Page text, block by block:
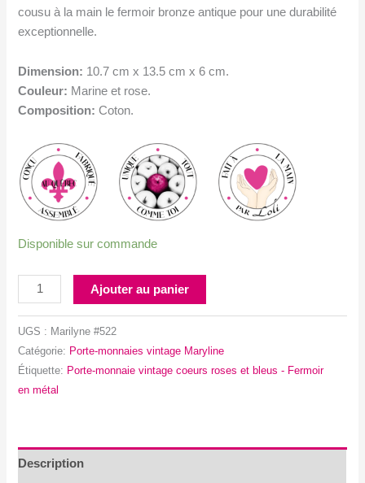
cousu à la main le fermoir bronze antique pour une durabilité
exceptionnelle.
Dimension: 10.7 cm x 13.5 cm x 6 cm.
Couleur: Marine et rose.
Composition: Coton.
Disponible sur commande
quantité
de
vintage
-
Ajouter au panier
UGS : Marilyne #522
Catégorie: Porte-monnaies vintage Maryline
Étiquette: Porte-monnaie vintage coeurs roses et bleus - Fermoir
en métal
Description